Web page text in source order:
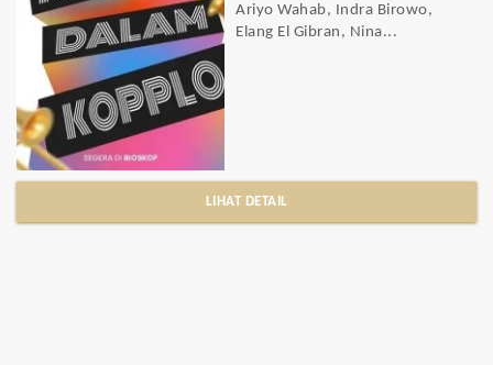
Ariyo Wahab, Indra Birowo,
Elang El Gibran, Nina...
LIHAT DETAIL